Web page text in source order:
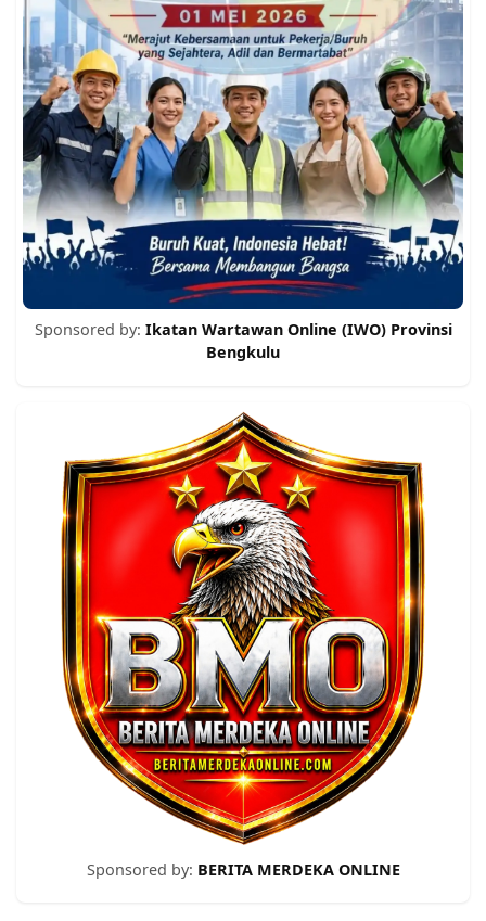
Sponsored by: Ikatan Wartawan Online (IWO) Provinsi
Bengkulu
Sponsored by: BERITA MERDEKA ONLINE